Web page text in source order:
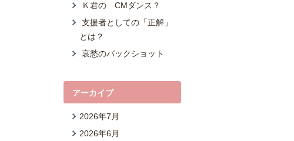
Ｋ君の CMダンス？
支援者としての「正解」
とは？
哀愁のバックショット
アーカイブ
2026年7月
2026年6月